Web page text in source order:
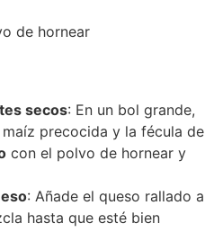
de hornear​
secos: En un bol grande,
precocida y la fécula de
con el polvo de hornear y
: Añade el queso rallado a
hasta que esté bien